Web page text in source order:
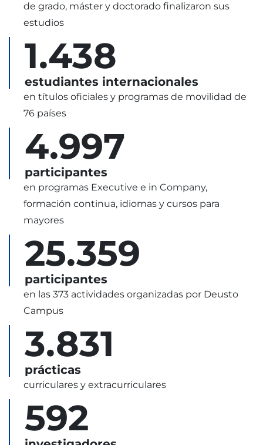
de grado, máster y doctorado finalizaron sus
estudios
1.438
estudiantes internacionales
en títulos oficiales y programas de movilidad de
76 países
4.997
participantes
en programas Executive e in Company,
formación continua, idiomas y cursos para
mayores
25.359
participantes
en las 373 actividades organizadas por Deusto
Campus
3.831
prácticas
curriculares y extracurriculares
592